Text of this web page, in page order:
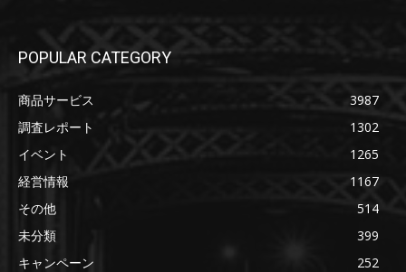
POPULAR CATEGORY
商品サービス
3987
調査レポート
1302
イベント
1265
経営情報
1167
その他
514
未分類
399
キャンペーン
252